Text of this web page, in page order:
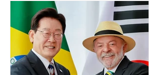
Brasília. O Novo ainda não definiu quem
vai compor a chapa como candidato a
vice-presidente. A convenção contou
com a presença do presidente nacional
do partido, Eduardo Ribeiro, e do
senador Eduardo Girão, filiado ao Novo